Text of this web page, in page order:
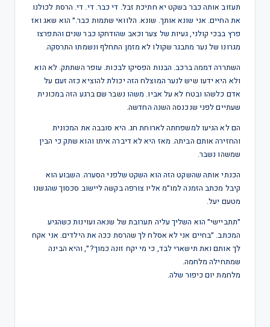
תעזוב אותה כבר בשקט יא חתיכת זבל. די כבר. די. די. הרסת לכולנו
את החיים. אני שונא אותך. שונא. הלוואי שתמות כבר.״ הוא שאג ואז
פרץ בבכי קולני, געיות של צער וכאב שהודחקו כבר שנים והתפרצו
מגרונו של נער מתבגר שקולו לא מזמן התחלף ונשמתו התרסקה.
השתררה דממה ברכב. הבנות הפסיקו לבכות. עופר השתתק. לא הוא
ולא היא ידעו שיש לנער המוצלח הזה יכולת להוציא כזה זעם על
אדם כלשהו ובטח לא על אביו. משהו נשבר שם ברגע הזה במכונית
שעתיים לפני שנכנסה השנה החדשה.
הם לא הגיעו למשפחתה לארוחת חג. היא סובבה את המכונית
והחזירה אותם הביתה. מאז היא לא דיברה איתו והוא שתק כי הבין
שמשהו נשבר.
הכנתי אותה שהשקט הזה הוא השקט שלפני הסערה. השבוע הוא
קיבל מכתב הזמנה למו״מ אליו צורפה בקשה ליישוב סכסוך שהגשנו
מטעם יעל.
״תתביישי״ הוא השליך עליה תערובת של שנאה ועוינות כשהגיע
המכתב. ״בחיים אני לא אסלח לך שהרסת ככה את הילדים. אני אקח
לך אותם ואת תישארי לבד, כי מי יקח זונה כמוך?״, והיא הבינה
שמתחילה מלחמה.
מלחמת יום כיפור שלה.